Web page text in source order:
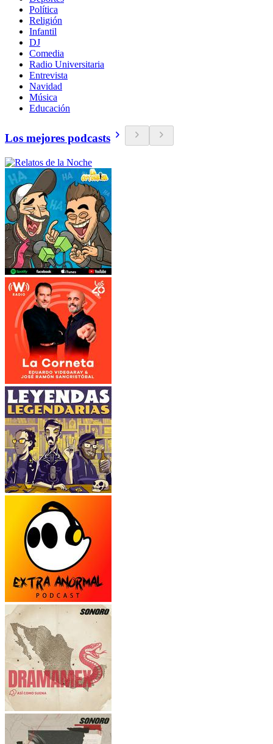
Política
Religión
Infantil
DJ
Comedia
Radio Universitaria
Entrevista
Navidad
Música
Educación
Los mejores podcasts